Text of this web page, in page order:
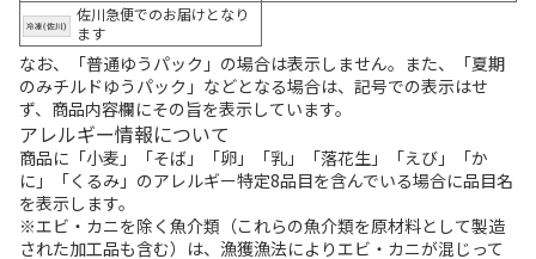
佐川急便でのお届けとなり
ます
なお、「普通ゆうパック」の場合は表示しません。また、「夏期
のみチルドゆうパック」などとなる場合は、記号での表示はせ
ず、商品内容欄にその旨を表示しています。
アレルギー情報について
商品に「小麦」「そば」「卵」「乳」「落花生」「えび」「か
に」「くるみ」のアレルギー特定8品目を含んでいる場合に品目名
を表示します。
※エビ・カニを除く魚介類（これらの魚介類を原材料として製造
された加工品も含む）は、漁獲漁法によりエビ・カニが混じって